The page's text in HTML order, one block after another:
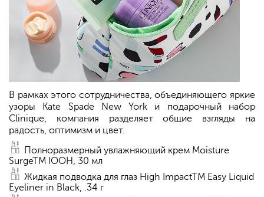
В рамках этого сотрудничества, объединяющего яркие
узоры Kate Spade New York и подарочный набор
Clinique, компания разделяет общие взгляды на
радость, оптимизм и цвет.
Полноразмерный увлажняющий крем Moisture
SurgeTM IOOH, 30 мл
Жидкая подводка для глаз High ImpactTM Easy Liquid
Eyeliner in Black, .34 г